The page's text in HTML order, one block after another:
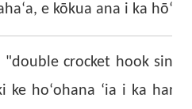
e kōkua ana i ka
"double crocket hook
ke hoʻohana ʻia i ka